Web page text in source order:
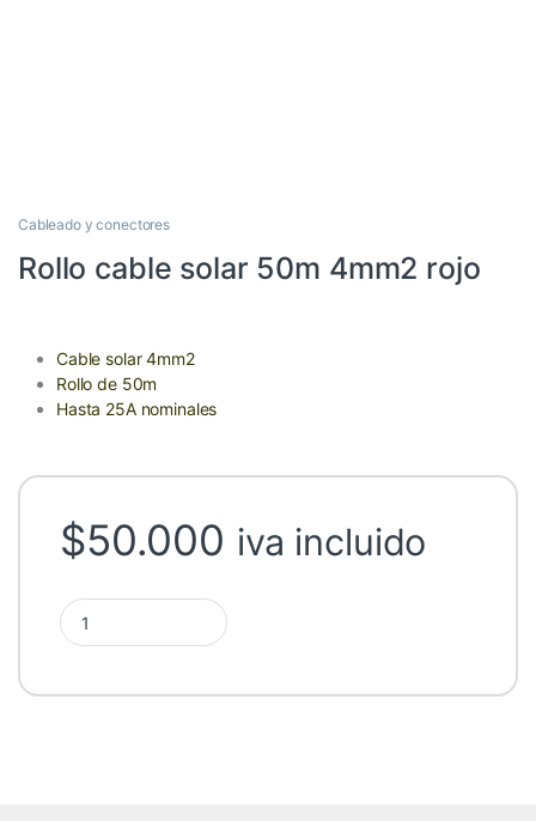
Cableado y conectores
Rollo cable solar 50m 4mm2 rojo
Cable solar 4mm2
Rollo de 50m
Hasta 25A nominales
$50.000 iva incluido
Rollo cable solar 50m 4mm2 rojo quantity